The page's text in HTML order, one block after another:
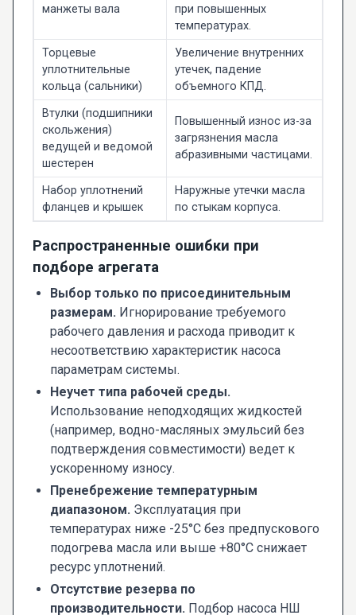
манжеты вала
при повышенных
температурах.
Торцевые
уплотнительные
кольца (сальники)
Увеличение внутренних
утечек, падение
объемного КПД.
Втулки (подшипники
скольжения)
ведущей и ведомой
шестерен
Повышенный износ из-за
загрязнения масла
абразивными частицами.
Набор уплотнений
фланцев и крышек
Наружные утечки масла
по стыкам корпуса.
Распространенные ошибки при
подборе агрегата
Выбор только по присоединительным
размерам. Игнорирование требуемого
рабочего давления и расхода приводит к
несоответствию характеристик насоса
параметрам системы.
Неучет типа рабочей среды.
Использование неподходящих жидкостей
(например, водно-масляных эмульсий без
подтверждения совместимости) ведет к
ускоренному износу.
Пренебрежение температурным
диапазоном. Эксплуатация при
температурах ниже -25°C без предпускового
подогрева масла или выше +80°C снижает
ресурс уплотнений.
Отсутствие резерва по
производительности. Подбор насоса НШ